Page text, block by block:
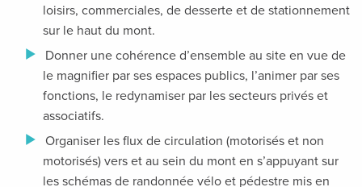
loisirs, commerciales, de desserte et de stationnement
sur le haut du mont.
Donner une cohérence d’ensemble au site en vue de
le magnifier par ses espaces publics, l’animer par ses
fonctions, le redynamiser par les secteurs privés et
associatifs.
Organiser les flux de circulation (motorisés et non
motorisés) vers et au sein du mont en s’appuyant sur
les schémas de randonnée vélo et pédestre mis en